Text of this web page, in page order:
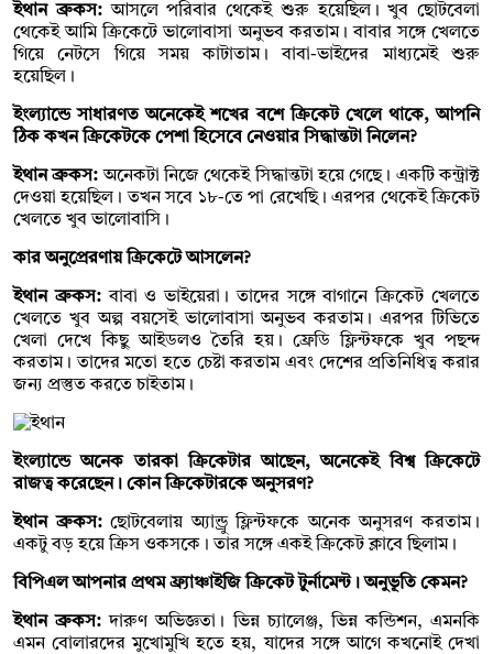
ইথান ব্রুকস:আসলে পরিবার থেকেই শুরু হয়েছিল। খুব ছোটবেলা
থেকেই আমি ক্রিকেটে ভালোবাসা অনুভব করতাম। বাবার সঙ্গে খেলতে
গিয়ে নেটসে গিয়ে সময় কাটাতাম। বাবা-ভাইদের মাধ্যমেই শুরু
হয়েছিল।
ইংল্যান্ডে সাধারণত অনেকেই শখের বশে ক্রিকেট খেলে থাকে, আপনি
ঠিক কখন ক্রিকেটকে পেশা হিসেবে নেওয়ার সিদ্ধান্তটা নিলেন?
ইথান ব্রুকস:অনেকটা নিজে থেকেই সিদ্ধান্তটা হয়ে গেছে। একটি কন্ট্রাক্ট
দেওয়া হয়েছিল। তখন সবে ১৮-তে পা রেখেছি। এরপর থেকেই ক্রিকেট
খেলতে খুব ভালোবাসি।
কার অনুপ্রেরণায় ক্রিকেটে আসলেন?
ইথান ব্রুকস:বাবা ও ভাইয়েরা। তাদের সঙ্গে বাগানে ক্রিকেট খেলতে
খেলতে খুব অল্প বয়সেই ভালোবাসা অনুভব করতাম। এরপর টিভিতে
খেলা দেখে কিছু আইডলও তৈরি হয়। ফ্রেডি ফ্লিন্টফকে খুব পছন্দ
করতাম। তাদের মতো হতে চেষ্টা করতাম এবং দেশের প্রতিনিধিত্ব করার
জন্য প্রস্তুত করতে চাইতাম।
ইংল্যান্ডে অনেক তারকা ক্রিকেটার আছেন, অনেকেই বিশ্ব ক্রিকেটে
রাজত্ব করেছেন। কোন ক্রিকেটারকে অনুসরণ?
ইথান ব্রুকস:ছোটবেলায় অ্যান্ড্রু ফ্লিন্টফকে অনেক অনুসরণ করতাম।
একটু বড় হয়ে ক্রিস ওকসকে। তার সঙ্গে একই ক্রিকেট ক্লাবে ছিলাম।
বিপিএল আপনার প্রথম ফ্র্যাঞ্চাইজি ক্রিকেট টুর্নামেন্ট। অনুভূতি কেমন?
ইথান ব্রুকস:দারুণ অভিজ্ঞতা। ভিন্ন চ্যালেঞ্জ, ভিন্ন কন্ডিশন, এমনকি
এমন বোলারদের মুখোমুখি হতে হয়, যাদের সঙ্গে আগে কখনোই দেখা